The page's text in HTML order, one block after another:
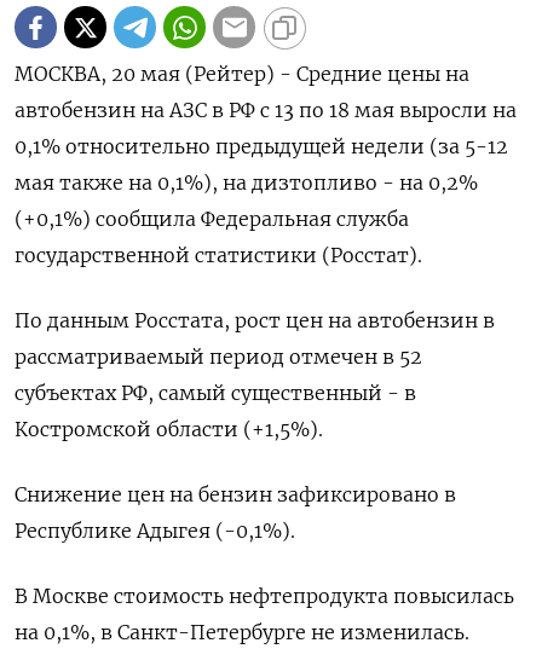
МОСКВА, 20 мая (Рейтер) - Средние цены на
автобензин на АЗС в РФ с 13 по 18 мая выросли ‌на
0,1% относительно предыдущей недели (за 5-12
мая также на 0,1%), на дизтопливо - на 0,2%
(+0,1%) сообщила Федеральная служба ​
государственной статистики (Росстат).
По данным ​Росстата, ​рост цен на ⁠автобензин в
рассматриваемый период отмечен ‌в 52
субъектах РФ, ‌самый существенный - в
Костромской области (+1,5%).
Снижение цен на бензин зафиксировано в ​
Республике Адыгея (-0,1%).
В Москве стоимость нефтепродукта повысилась
‌на 0,1%, в Санкт-Петербурге не изменилась.